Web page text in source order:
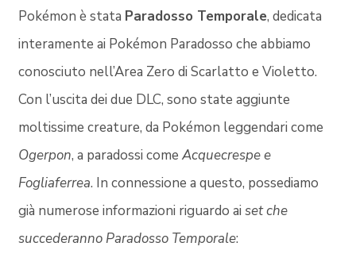
Pokémon è stata Paradosso Temporale, dedicata
interamente ai Pokémon Paradosso che abbiamo
conosciuto nell’Area Zero di Scarlatto e Violetto.
Con l’uscita dei due DLC, sono state aggiunte
moltissime creature, da Pokémon leggendari come
Ogerpon, a paradossi come Acquecrespe e
Fogliaferrea. In connessione a questo, possediamo
già numerose informazioni riguardo ai set che
succederanno Paradosso Temporale: